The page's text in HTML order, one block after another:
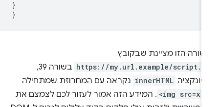
הזו מציינת שבקובץ
https://my.url.example/
בשורה 39,
innerHTML נקראה עם המחרוזת שמתחילה
<img src=x . המידע הזה אמור לעזור לכם לצמצם את